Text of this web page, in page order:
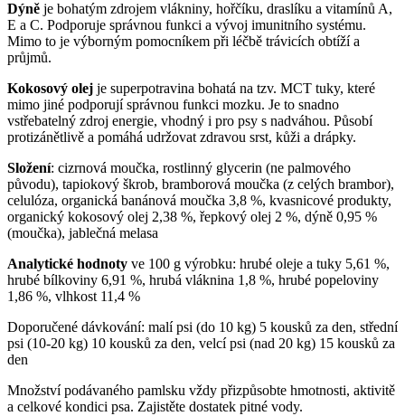
Dýně je bohatým zdrojem vlákniny, hořčíku, draslíku a vitamínů A,
E a C. Podporuje správnou funkci a vývoj imunitního systému.
Mimo to je výborným pomocníkem při léčbě trávicích obtíží a
průjmů.
Kokosový olej je superpotravina bohatá na tzv. MCT tuky, které
mimo jiné podporují správnou funkci mozku. Je to snadno
vstřebatelný zdroj energie, vhodný i pro psy s nadváhou. Působí
protizánětlivě a pomáhá udržovat zdravou srst, kůži a drápky.
Složení: cizrnová moučka, rostlinný glycerin (ne palmového
původu), tapiokový škrob, bramborová moučka (z celých brambor),
celulóza, organická banánová moučka 3,8 %, kvasnicové produkty,
organický kokosový olej 2,38 %, řepkový olej 2 %, dýně 0,95 %
(moučka), jablečná melasa
Analytické hodnoty ve 100 g výrobku: hrubé oleje a tuky 5,61 %,
hrubé bílkoviny 6,91 %, hrubá vláknina 1,8 %, hrubé popeloviny
1,86 %, vlhkost 11,4 %
Doporučené dávkování: malí psi (do 10 kg) 5 kousků za den, střední
psi (10-20 kg) 10 kousků za den, velcí psi (nad 20 kg) 15 kousků za
den
Množství podávaného pamlsku vždy přizpůsobte hmotnosti, aktivitě
a celkové kondici psa. Zajistěte dostatek pitné vody.